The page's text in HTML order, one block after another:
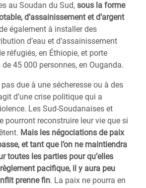
au Soudan du Sud, sous la forme
d’assainissement et d’argent
également à installer des
d’eau et d’assainissement
réfugiés, en Éthiopie, et porte
45 000 personnes, en Ouganda.
pas due à une sécheresse ou à des
d’une crise politique qui a
Les Sud-Soudanaises et
pourront reconstruire leur vie que si
Mais les négociations de paix
et tant que l’on ne maintiendra
toutes les parties pour qu’elles
pacifique, il y aura peu
prenne fin. La paix ne pourra en